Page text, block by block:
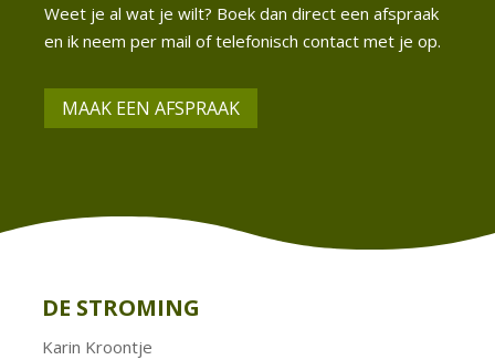
Weet je al wat je wilt? Boek dan direct een afspraak
en ik neem per mail of telefonisch contact met je op.
MAAK EEN AFSPRAAK
DE STROMING
Karin Kroontje